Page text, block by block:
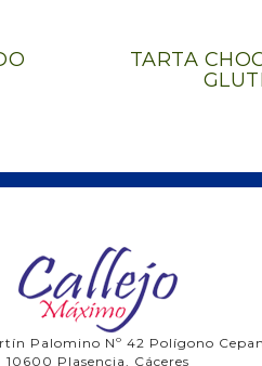
TARTA
Palomino Nº 42 Polígono
10600 Plasencia, Cáceres